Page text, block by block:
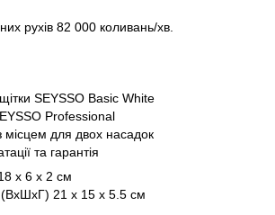
рухів 82 000 коливань/хв.
SEYSSO Basic White
Professional
місцем для двох насадок
та гарантія
x 6 x 2 см
(ВхШхГ) 21 x 15 x 5.5 см